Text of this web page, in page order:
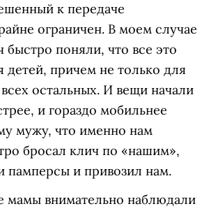
к передаче
ограничен. В моем случае
быстро поняли, что все это
детей, причем не только для
остальных. И вещи начали
и гораздо мобильнее
мужу, что именно нам
бросал клич по «нашим»,
памперсы и привозил нам.
мамы внимательно наблюдали